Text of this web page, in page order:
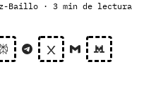
Baillo · 3 min de lectura